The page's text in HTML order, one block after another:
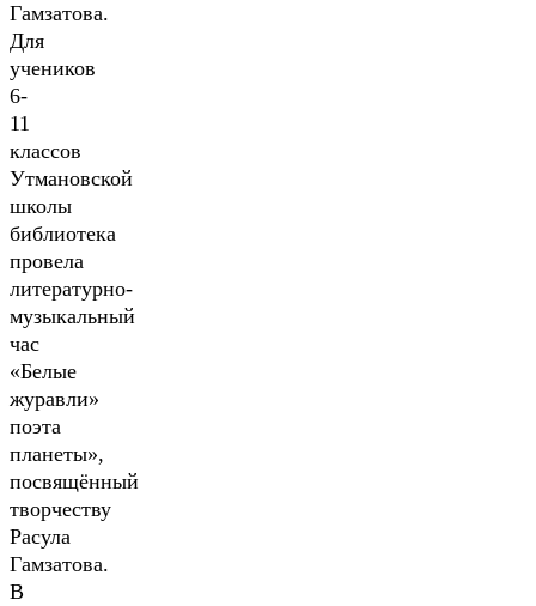
Гамзатова.
Для
учеников
6-
11
классов
Утмановской
школы
библиотека
провела
литературно-
музыкальный
час
«Белые
журавли»
поэта
планеты»,
посвящённый
творчеству
Расула
Гамзатова.
В